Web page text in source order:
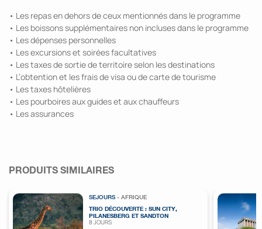
• Les repas en dehors de ceux mentionnés dans le programme
• Les boissons supplémentaires non incluses dans le programme
• Les dépenses personnelles
• Les excursions et soirées facultatives
• Les taxes de sortie de territoire selon les destinations
• L’obtention et les frais de visa ou de carte de tourisme
• Les taxes hôtelières
• Les pourboires aux guides et aux chauffeurs
• Les assurances
PRODUITS SIMILAIRES
SEJOURS - AFRIQUE
TRIO DÉCOUVERTE : SUN CITY,
PILANESBERG ET SANDTON
8 JOURS